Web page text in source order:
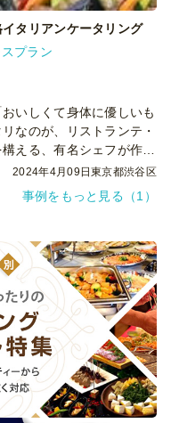
タリアンケータリング
プラン
いしくて身体に優しいも
なのが、リストランテ・
える、有名シェフが作る
楽しみいただきました。
2024年4月09日東京都渋谷区
事例をもっと見る（1）